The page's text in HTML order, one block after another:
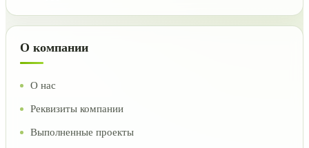
О компании
О нас
Реквизиты компании
Выполненные проекты